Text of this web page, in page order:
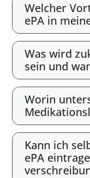
Welcher
ePA in
Was wird
sein und
Worin
Kann ich
ePA